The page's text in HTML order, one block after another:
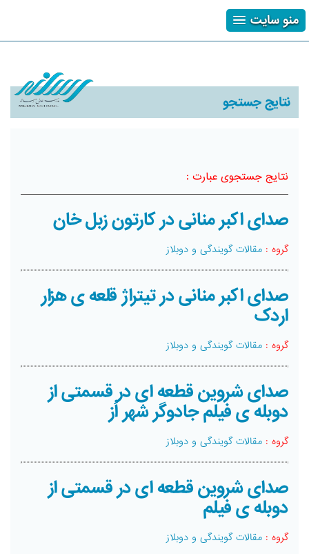
منو سایت
نتایج جستجو
نتایج جستجوی عبارت :
صدای اکبر منانی در کارتون زبل خان
گروه : مقالات گویندگی و دوبلاز
صدای اکبر منانی در تیتراژ قلعه ی هزار
اردک
گروه : مقالات گویندگی و دوبلاز
صدای شروین قطعه ای در قسمتی از
دوبله ی فیلم جادوگر شهر اُز
گروه : مقالات گویندگی و دوبلاز
صدای شروین قطعه ای در قسمتی از
دوبله ی فیلم
گروه : مقالات گویندگی و دوبلاز